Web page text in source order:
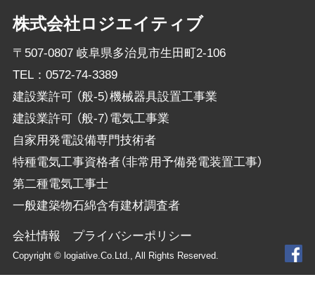
株式会社ロジエイティブ
〒507-0807 岐阜県多治見市生田町2-106
TEL： 0572-74-3389
建設業許可 （般-5）機械器具設置工事業
建設業許可 （般-7）電気工事業
自家用発電設備専門技術者
特種電気工事資格者（非常用予備発電装置工事）
第二種電気工事士
一般建築物石綿含有建材調査者
会社情報 プライバシーポリシー
Copyright © logiative.Co.Ltd., All Rights Reserved.